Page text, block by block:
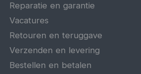
Reparatie en garantie
Vacatures
Retouren en teruggave
Verzenden en levering
Bestellen en betalen